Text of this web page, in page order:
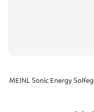
MEINL Sonic Energy